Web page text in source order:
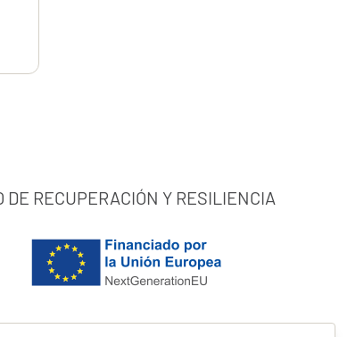
DE RECUPERACIÓN Y RESILIENCIA